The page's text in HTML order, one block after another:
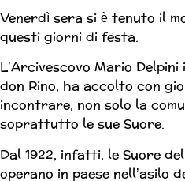
Venerdì sera si è tenuto il
questi giorni di festa.
L’Arcivescovo Mario
don Rino, ha accolto con
incontrare, non solo la
soprattutto le sue Suore.
Dal 1922, infatti, le Suore
operano in paese nell’asilo